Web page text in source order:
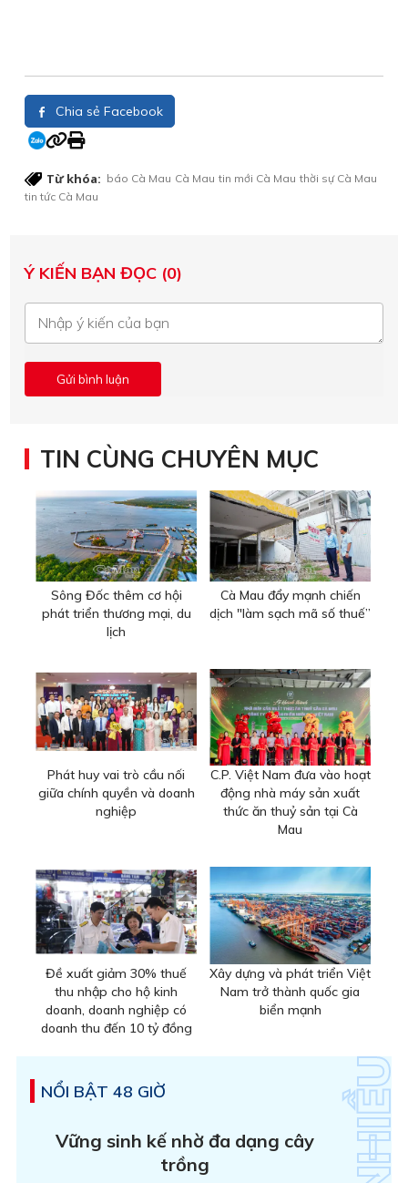
Chia sẻ Facebook
Từ khóa: báo Cà Mau Cà Mau tin mới Cà Mau thời sự Cà Mau
tin tức Cà Mau
Ý KIẾN BẠN ĐỌC (0)
TIN CÙNG CHUYÊN MỤC
Sông Đốc thêm cơ hội
phát triển thương mại, du
lịch
Cà Mau đẩy mạnh chiến
dịch "làm sạch mã số thuế”
Phát huy vai trò cầu nối
giữa chính quyền và doanh
nghiệp
C.P. Việt Nam đưa vào hoạt
động nhà máy sản xuất
thức ăn thuỷ sản tại Cà
Mau
Đề xuất giảm 30% thuế
thu nhập cho hộ kinh
doanh, doanh nghiệp có
doanh thu đến 10 tỷ đồng
Xây dựng và phát triển Việt
Nam trở thành quốc gia
biển mạnh
NỔI BẬT 48 GIỜ
Vững sinh kế nhờ đa dạng cây
trồng